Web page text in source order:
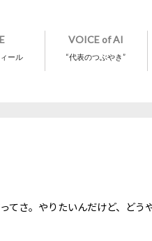
ール
VOICE of AI
“代表のつぶやき”
てさ。やりたいんだけど、どう